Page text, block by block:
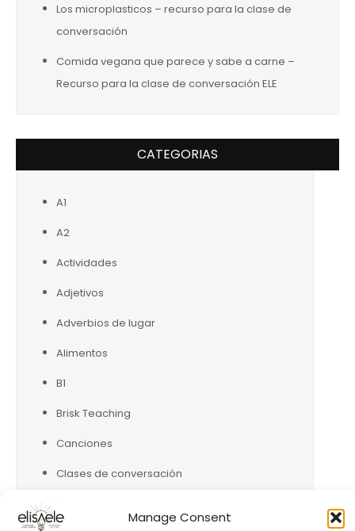
Manage Consent
Los microplasticos – recurso para la clase de
conversación
Comida vegana que parece y sabe a carne –
Recurso para la clase de conversación ELE
CATEGORIAS
A1
A2
Actividades
Adjetivos
Adverbios de lugar
Alimentos
B1
Brisk Teaching
Canciones
Clases de conversación